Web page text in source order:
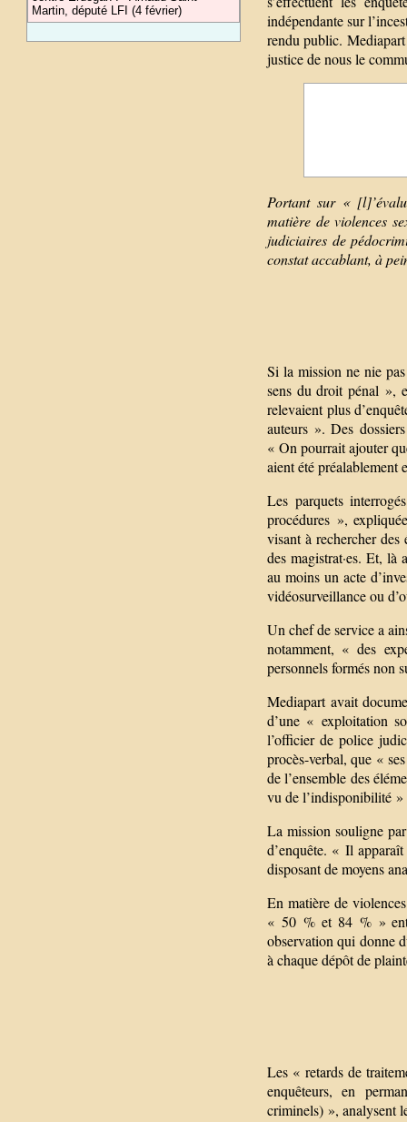
Martin, député LFI (4 février)
indépendante sur
rendu public. Mediapart
justice de nous le
Portant sur «
matière de violences
judiciaires de
constat accablant, à
Si la mission ne nie
sens du droit pénal »,
relevaient plus
auteurs ». Des
« On pourrait ajouter
aient été préalablement
Les parquets
procédures »,
visant à rechercher
des magistrat·es. Et,
au moins un acte
vidéosurveillance ou
Un chef de service a
notamment, « des
personnels formés non
Mediapart avait
d’une « exploitation
l’officier de police
procès-verbal, que «
de l’ensemble des
vu de l’indisponibilité »
La mission souligne
d’enquête. « Il
disposant de moyens
En matière de
« 50 % et 84 % »
observation qui donne
à chaque dépôt de
Les « retards de
enquêteurs, en
criminels) », analysent